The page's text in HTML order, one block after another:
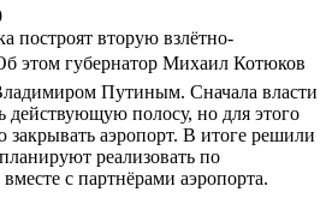
построят вторую взлётно-
этом губернатор Михаил Котюков
Путиным. Сначала власти
действующую полосу, но для этого
аэропорт. В итоге решили
реализовать по
с партнёрами аэропорта.